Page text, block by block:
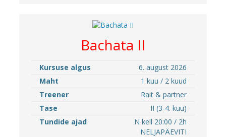
Bachata II
Kursuse algus
6. august 2026
Maht
1 kuu / 2 kuud
Treener
Rait & partner
Tase
II (3-4. kuu)
Tundide ajad
N kell 20:00 / 2h
NELJAPÄEVITI